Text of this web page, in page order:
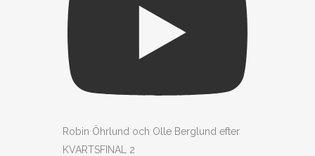
Robin Öhrlund och Olle Berglund efter
KVARTSFINAL 2